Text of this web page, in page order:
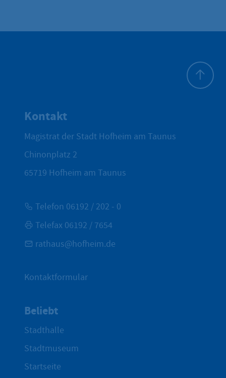
Kontakt
Magistrat der Stadt Hofheim am Taunus
Chinonplatz 2
65719 Hofheim am Taunus
Telefon 06192 / 202 - 0
Telefax 06192 / 7654
rathaus@hofheim.de
Kontaktformular
Beliebt
Stadthalle
Stadtmuseum
Startseite